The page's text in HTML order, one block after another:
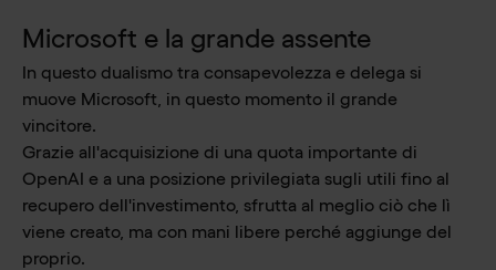
Microsoft e la grande assente
In questo dualismo tra consapevolezza e delega si
muove Microsoft, in questo momento il grande
vincitore.
Grazie all'acquisizione di una quota importante di
OpenAI e a una posizione privilegiata sugli utili fino al
recupero dell'investimento, sfrutta al meglio ciò che lì
viene creato, ma con mani libere perché aggiunge del
proprio.